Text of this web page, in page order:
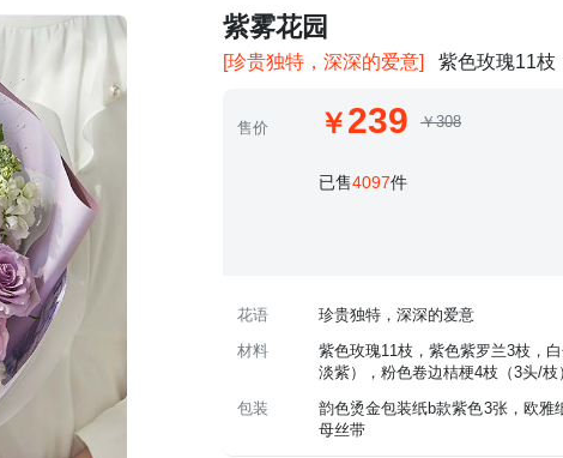
紫雾花园
[珍贵独特，深深的爱意] 紫色玫瑰11枝
售价 239 ￥308
已售4097件
花语
珍贵独特，深深的爱意
材料
紫色玫瑰11枝，紫色紫罗兰3枝，
淡紫），粉色卷边桔梗4枝（3头/枝
包装
韵色烫金包装纸b款紫色3张，欧雅
母丝带